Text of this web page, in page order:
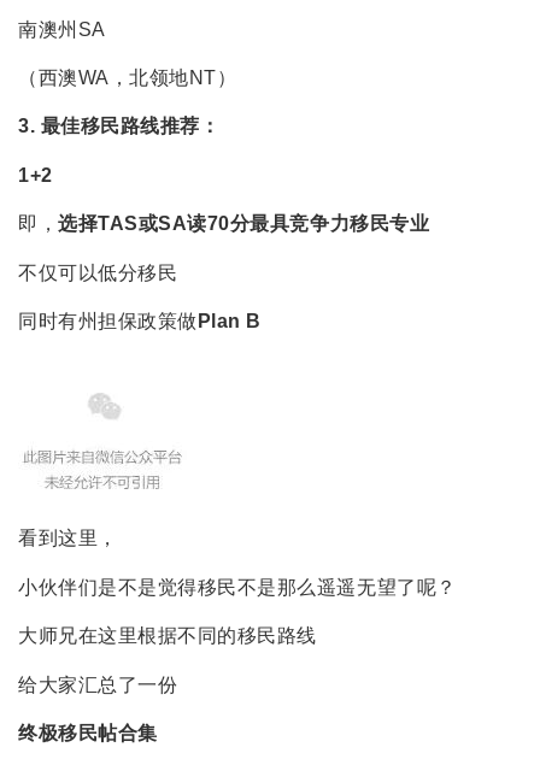
南澳州SA
（西澳WA，北领地NT）
3. 最佳移民路线推荐：
1+2
即，选择TAS或SA读70分最具竞争力移民专业
不仅可以低分移民
同时有州担保政策做 Plan B
看到这里，
小伙伴们是不是觉得移民不是那么遥遥无望了呢？
大师兄在这里根据不同的移民路线
给大家汇总了一份
终极移民帖合集